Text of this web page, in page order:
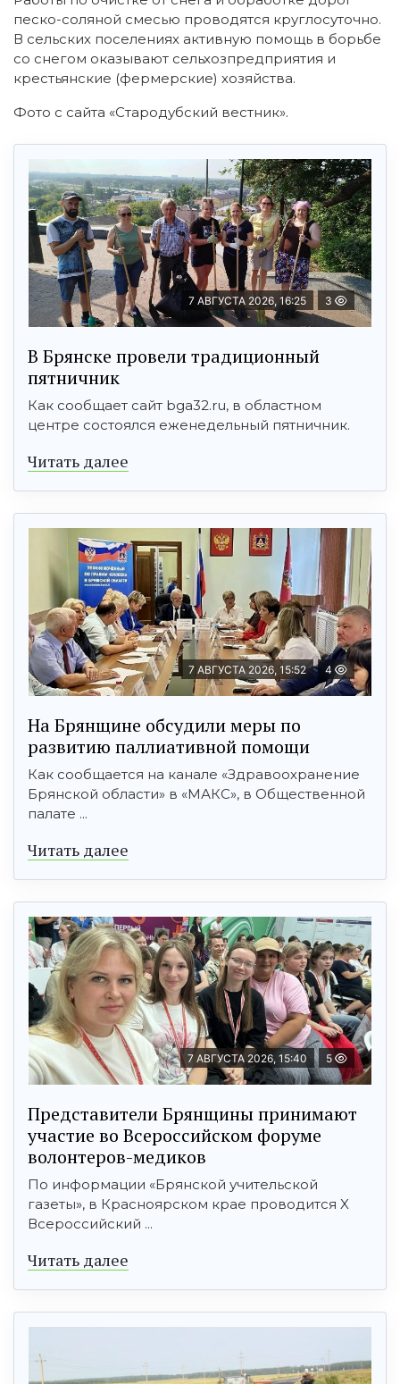
песко-соляной смесью проводятся круглосуточно.
В сельских поселениях активную помощь в борьбе
со снегом оказывают сельхозпредприятия и
крестьянские (фермерские) хозяйства.
Фото с сайта «Стародубский вестник».
7 АВГУСТА 2026, 16:25 3
В Брянске провели традиционный
пятничник
Как сообщает сайт bga32.ru, в областном
центре состоялся еженедельный пятничник.
Читать далее
7 АВГУСТА 2026, 15:52 4
На Брянщине обсудили меры по
развитию паллиативной помощи
Как сообщается на канале «Здравоохранение
Брянской области» в «МАКС», в Общественной
палате ...
Читать далее
7 АВГУСТА 2026, 15:40 5
Представители Брянщины принимают
участие во Всероссийском форуме
волонтеров-медиков
По информации «Брянской учительской
газеты», в Красноярском крае проводится X
Всероссийский ...
Читать далее